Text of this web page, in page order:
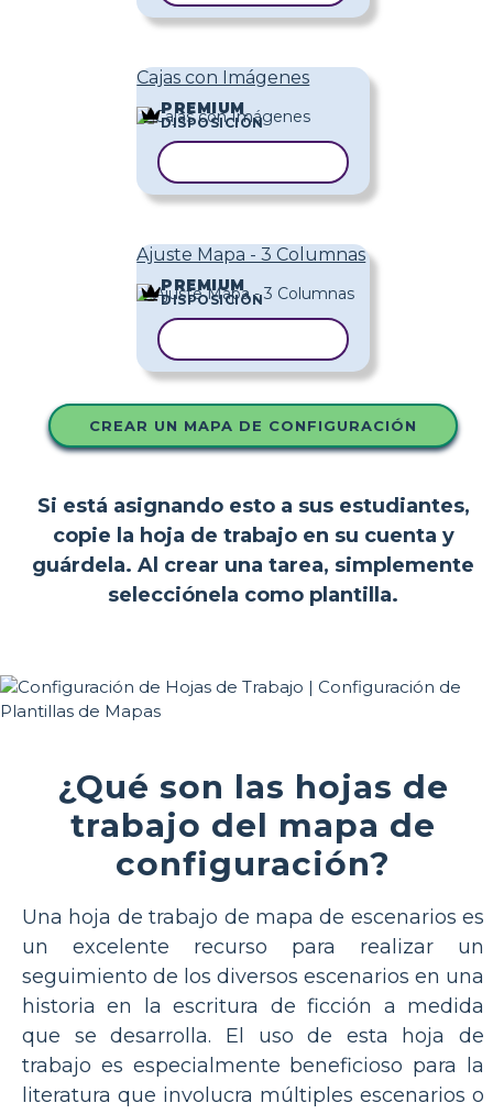
Cajas con Imágenes
PREMIUM
DISPOSICIÓN
Ajuste Mapa - 3 Columnas
PREMIUM
DISPOSICIÓN
CREAR UN MAPA DE CONFIGURACIÓN
Si está asignando esto a sus estudiantes,
copie la hoja de trabajo en su cuenta y
guárdela. Al crear una tarea, simplemente
selecciónela como plantilla.
¿Qué son las hojas de
trabajo del mapa de
configuración?
Una hoja de trabajo de mapa de escenarios es
un excelente recurso para realizar un
seguimiento de los diversos escenarios en una
historia en la escritura de ficción a medida
que se desarrolla. El uso de esta hoja de
trabajo es especialmente beneficioso para la
literatura que involucra múltiples escenarios o